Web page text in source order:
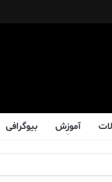
آموزش بیوگرافی